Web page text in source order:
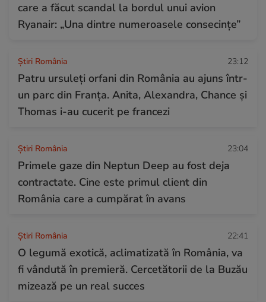
care a făcut scandal la bordul unui avion
Ryanair: „Una dintre numeroasele consecințe”
Știri România 23:12
Patru ursuleți orfani din România au ajuns într-
un parc din Franța. Anita, Alexandra, Chance și
Thomas i-au cucerit pe francezi
Știri România 23:04
Primele gaze din Neptun Deep au fost deja
contractate. Cine este primul client din
România care a cumpărat în avans
Știri România 22:41
O legumă exotică, aclimatizată în România, va
fi vândută în premieră. Cercetătorii de la Buzău
mizează pe un real succes